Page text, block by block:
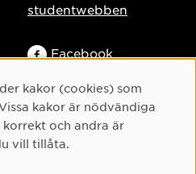
studentwebben
Facebook
TikTok
Youtube
kakor (cookies) som
kakor är nödvändiga
och andra är
vill tillåta.